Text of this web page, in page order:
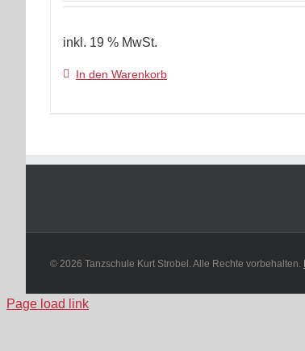
inkl. 19 % MwSt.
In den Warenkorb
© 2026 Tanzschule Kurt Strobel. Alle Rechte vorbehalten.
Page load link